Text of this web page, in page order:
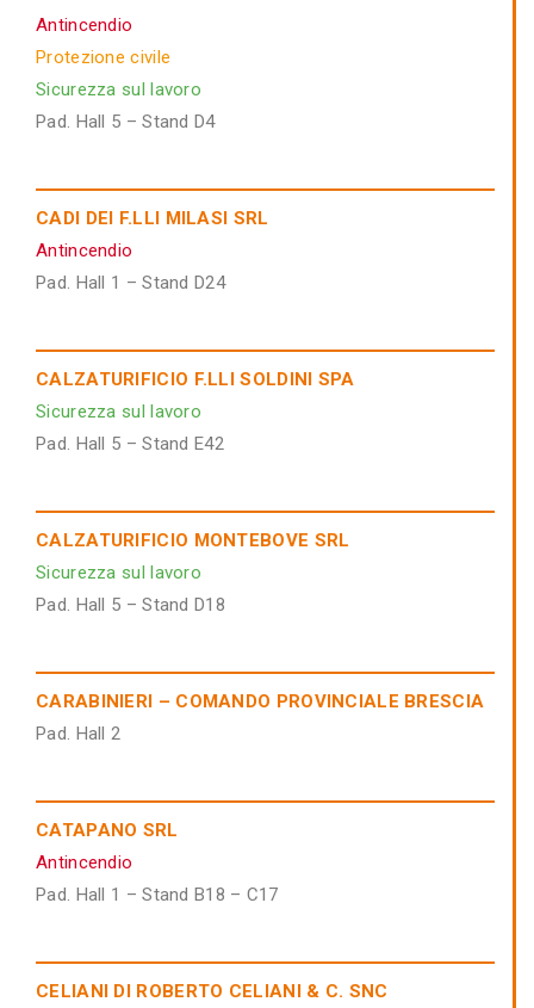
Antincendio
Protezione civile
Sicurezza sul lavoro
Pad. Hall 5 – Stand D4
CADI DEI F.LLI MILASI SRL
Antincendio
Pad. Hall 1 – Stand D24
CALZATURIFICIO F.LLI SOLDINI SPA
Sicurezza sul lavoro
Pad. Hall 5 – Stand E42
CALZATURIFICIO MONTEBOVE SRL
Sicurezza sul lavoro
Pad. Hall 5 – Stand D18
CARABINIERI – COMANDO PROVINCIALE BRESCIA
Pad. Hall 2
CATAPANO SRL
Antincendio
Pad. Hall 1 – Stand B18 – C17
CELIANI DI ROBERTO CELIANI & C. SNC